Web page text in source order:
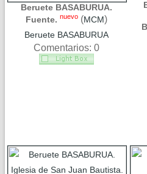
Beruete BASABURUA.
Fuente. nuevo (MCM)
Beruete BASABURUA
Comentarios: 0